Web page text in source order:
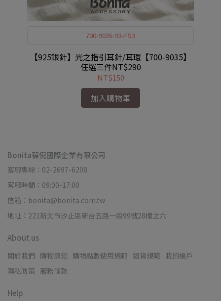
700-9035-93-FS3
【925銀針】光之指引耳針/耳環【700-9035】
任選三件NT$290
NT$150
加入購物車
Bonita葆倪國際企業有限公司
客服專線：02-2697-6208
客服時間：09:00-17:00
信箱：bonita@bonita.com.tw
地址：221新北市汐止區新台五路一段99號28樓之六
About us
關於我們 購物須知 購物點數使用規範 退貨規範 我的帳戶
隱私政策 服務條款
Help